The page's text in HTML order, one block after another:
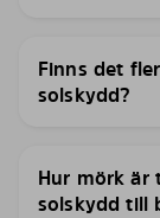
Finns det
solskydd?
Hur mörk är
solskydd till